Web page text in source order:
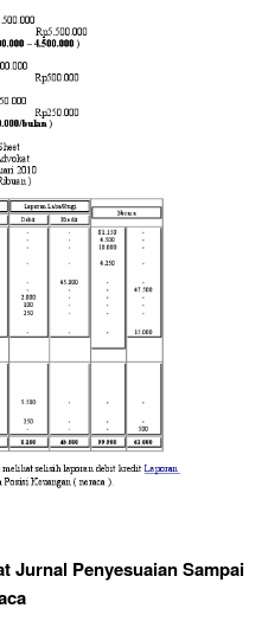
Jurnal Penyesuaian Sampai